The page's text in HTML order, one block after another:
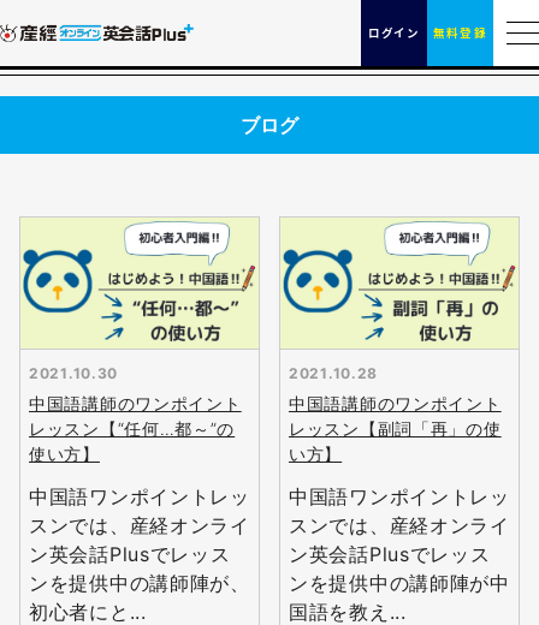
ログイン 無料登録
ブログ
2021.10.30
中国語講師のワンポイント
レッスン【“任何…都～”の
使い方】
中国語ワンポイントレッ
スンでは、産経オンライ
ン英会話Plusでレッス
ンを提供中の講師陣が、
初心者にと...
2021.10.28
中国語講師のワンポイント
レッスン【副詞「再」の使
い方】
中国語ワンポイントレッ
スンでは、産経オンライ
ン英会話Plusでレッス
ンを提供中の講師陣が中
国語を教え...